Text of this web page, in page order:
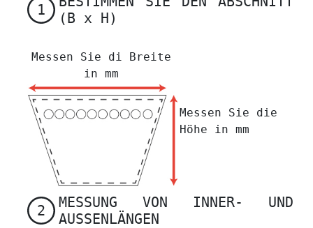
1
(B x H)
Messen Sie di Breite
in mm
Messen Sie die
Höhe in mm
2
MESSUNG VON INNER- UND
AUSSENLÄNGEN